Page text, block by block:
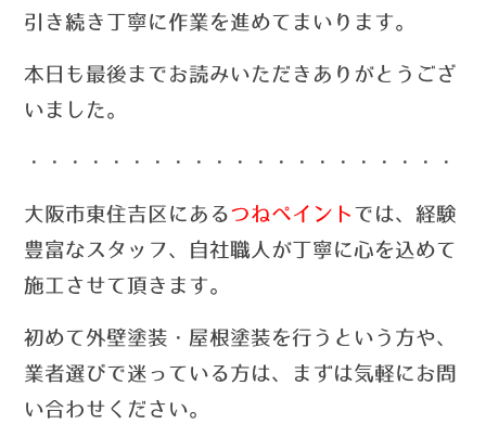
引き続き丁寧に作業を進めてまいります。
本日も最後までお読みいただきありがとうござ
いました。
・・・・・・・・・・・・・・・・・・・・・
大阪市東住吉区にあるつねペイント では、経験
豊富なスタッフ、自社職人が丁寧に心を込めて
施工させて頂きます。
初めて外壁塗装・屋根塗装を行うという方や、
業者選びで迷っている方は、まずは気軽にお問
い合わせ ください。